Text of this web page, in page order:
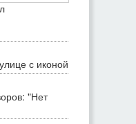
с иконой
"Нет